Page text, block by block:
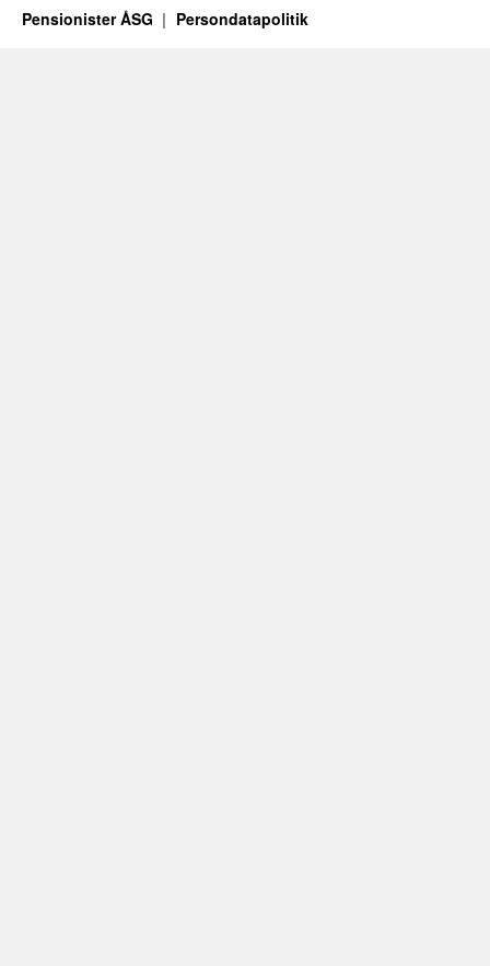
Pensionister ÅSG Persondatapolitik